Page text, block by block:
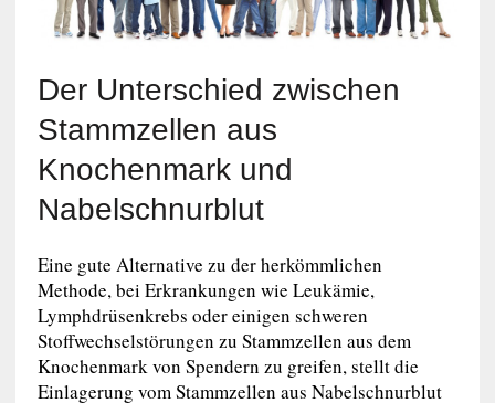
Der Unterschied zwischen
Stammzellen aus
Knochenmark und
Nabelschnurblut
Eine gute Alternative zu der herkömmlichen
Methode, bei Erkrankungen wie Leukämie,
Lymphdrüsenkrebs oder einigen schweren
Stoffwechselstörungen zu Stammzellen aus dem
Knochenmark von Spendern zu greifen, stellt die
Einlagerung vom Stammzellen aus Nabelschnurblut